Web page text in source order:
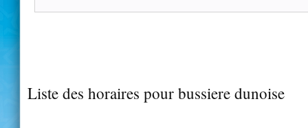
Liste des horaires pour bussiere dunoise